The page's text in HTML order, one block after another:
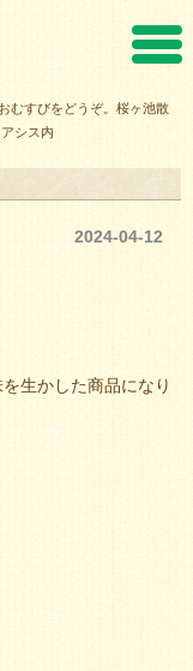
むすびをどうぞ。桜ヶ池散
シス内
2024-04-12
生かした商品になり